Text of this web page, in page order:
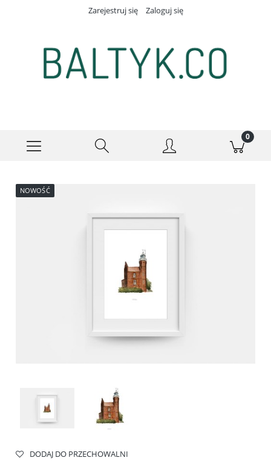
Zarejestruj się Zaloguj się
NOWOŚĆ
DODAJ DO PRZECHOWALNI